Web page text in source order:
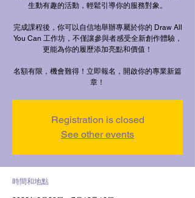
生動有趣的活動，輕鬆引導你的服務對象。
完成課程後，你可以自信地舉辦專屬於你的 Draw All
You Can 工作坊，不僅讓參與者感受全新創作體驗，
更能為你的履歷添加亮點和價值！
名額有限，機會難得！立即報名，開啟你的專業新篇
章！
Registration is closed
See other events
時間和地點